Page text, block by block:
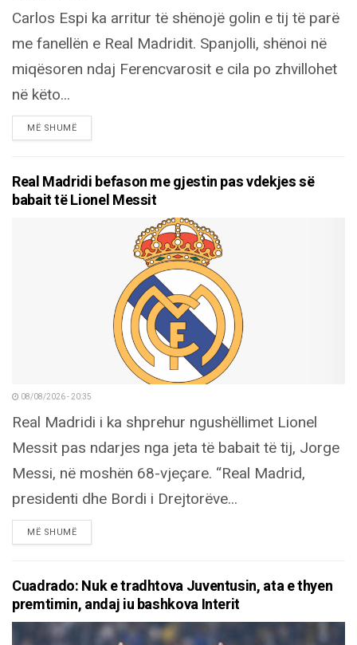
Carlos Espi ka arritur të shënojë golin e tij të parë
me fanellën e Real Madridit. Spanjolli, shënoi në
miqësoren ndaj Ferencvarosit e cila po zhvillohet
në këto...
MË SHUMËDETAILS
Real Madridi befason me gjestin pas vdekjes së
babait të Lionel Messit
08/08/2026 - 20:35
Real Madridi i ka shprehur ngushëllimet Lionel
Messit pas ndarjes nga jeta të babait të tij, Jorge
Messi, në moshën 68-vjeçare. “Real Madrid,
presidenti dhe Bordi i Drejtorëve...
MË SHUMËDETAILS
Cuadrado: Nuk e tradhtova Juventusin, ata e thyen
premtimin, andaj iu bashkova Interit